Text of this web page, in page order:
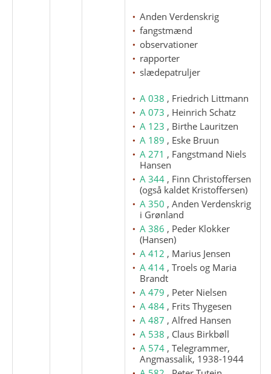
Anden Verdenskrig
fangstmænd
observationer
rapporter
slædepatruljer
A 038 , Friedrich Littmann
A 073 , Heinrich Schatz
A 123 , Birthe Lauritzen
A 189 , Eske Bruun
A 271 , Fangstmand Niels
Hansen
A 344 , Finn Christoffersen
(også kaldet Kristoffersen)
A 350 , Anden Verdenskrig
i Grønland
A 386 , Peder Klokker
(Hansen)
A 412 , Marius Jensen
A 414 , Troels og Maria
Brandt
A 479 , Peter Nielsen
A 484 , Frits Thygesen
A 487 , Alfred Hansen
A 538 , Claus Birkbøll
A 574 , Telegrammer,
Angmassalik, 1938-1944